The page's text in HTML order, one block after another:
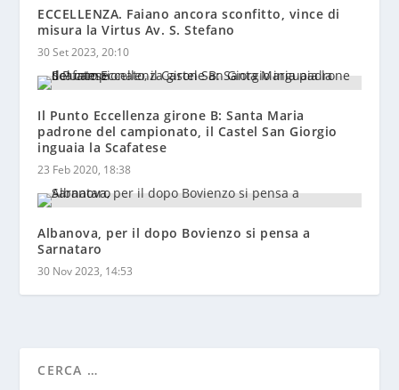
ECCELLENZA. Faiano ancora sconfitto, vince di
misura la Virtus Av. S. Stefano
30 Set 2023, 20:10
Il Punto Eccellenza girone B: Santa Maria
padrone del campionato, il Castel San Giorgio
inguaia la Scafatese
23 Feb 2020, 18:38
Albanova, per il dopo Bovienzo si pensa a
Sarnataro
30 Nov 2023, 14:53